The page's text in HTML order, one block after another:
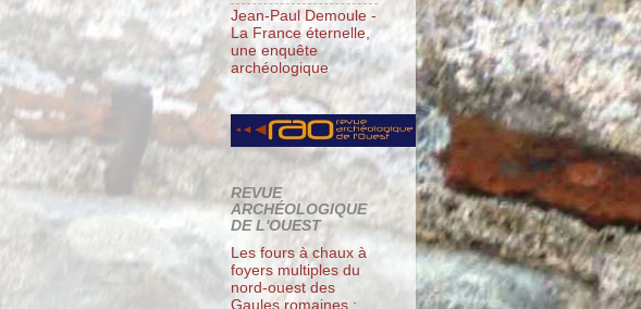
Jean-Paul Demoule -
La France éternelle,
une enquête
archéologique
REVUE
ARCHÉOLOGIQUE
DE L'OUEST
Les fours à chaux à
foyers multiples du
nord-ouest des
Gaules romaines :